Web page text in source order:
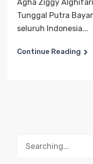
Agha Ziggy
Tunggal Putra
seluruh Indonesia...
Continue Reading